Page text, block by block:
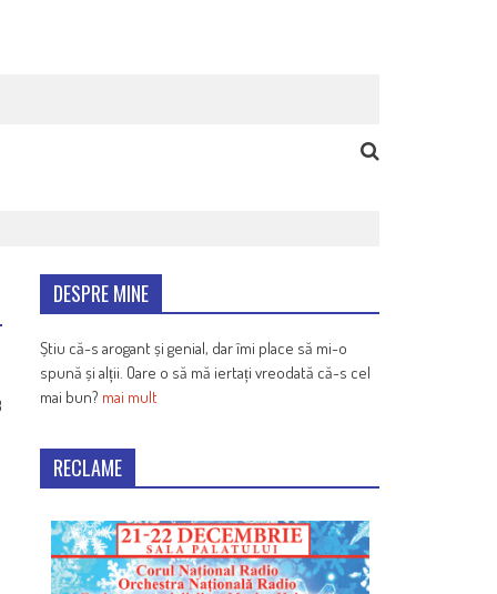
DESPRE MINE
Știu că-s arogant și genial, dar îmi place să mi-o
spună și alții. Oare o să mă iertați vreodată că-s cel
mai bun? mai mult
RECLAME